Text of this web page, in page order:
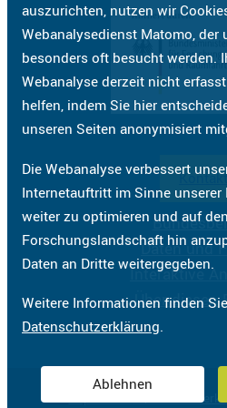
auszurichten, nutzen wir
Webanalysedienst Matomo, der
besonders oft besucht werden.
Webanalyse derzeit nicht
helfen, indem Sie hier
unseren Seiten anonymisiert
Die Webanalyse verbessert
Internetauftritt im Sinne
weiter zu optimieren und auf
Forschungslandschaft hin
Daten an Dritte weitergegeben.
Weitere Informationen finden
Datenschutzerklärung.
Ablehnen
Kontakt
Daten und
Interaktive
Über diesen
Impressum